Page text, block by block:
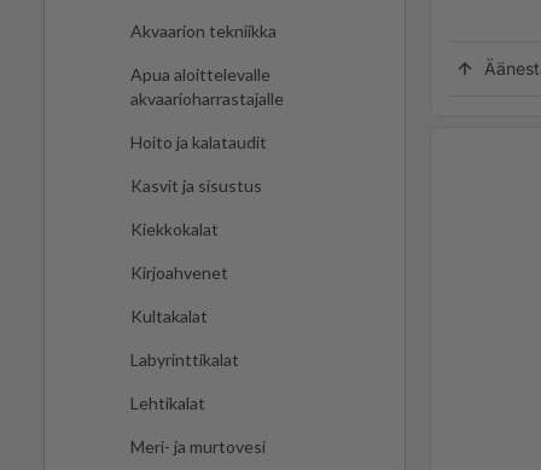
Akvaarion tekniikka
Apua aloittelevalle
akvaarioharrastajalle
Hoito ja kalataudit
Kasvit ja sisustus
Kiekkokalat
Kirjoahvenet
Kultakalat
Labyrinttikalat
Lehtikalat
Meri- ja murtovesi